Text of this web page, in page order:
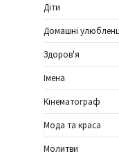
Діти
Домашні
Здоров'я
Імена
Кінематограф
Мода та краса
Молитви